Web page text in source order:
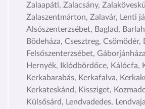
Zalaapáti, Zalacsány,
Zalaszentmárton, Zalavár, Lenti
Alsószenterzsébet, Baglad,
Bödeháza, Csesztreg, Csömödér,
Felsőszenterzsébet,
Hernyék, Iklódbördőce, Kálócfa,
Kerkabarabás, Kerkafalva,
Kerkateskánd, Kissziget,
Külsősárd, Lendvadedes,